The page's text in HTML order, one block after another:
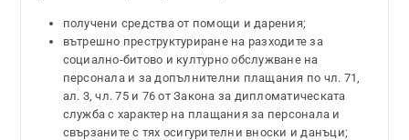
получени средства от помощи и дарения;
вътрешно преструктуриране на разходите за
социално-битово и културно обслужване на
персонала и за допълнителни плащания по чл. 71,
ал. 3, чл. 75 и 76 от Закона за дипломатическата
служба с характер на плащания за персонала и
свързаните с тях осигурителни вноски и данъци;